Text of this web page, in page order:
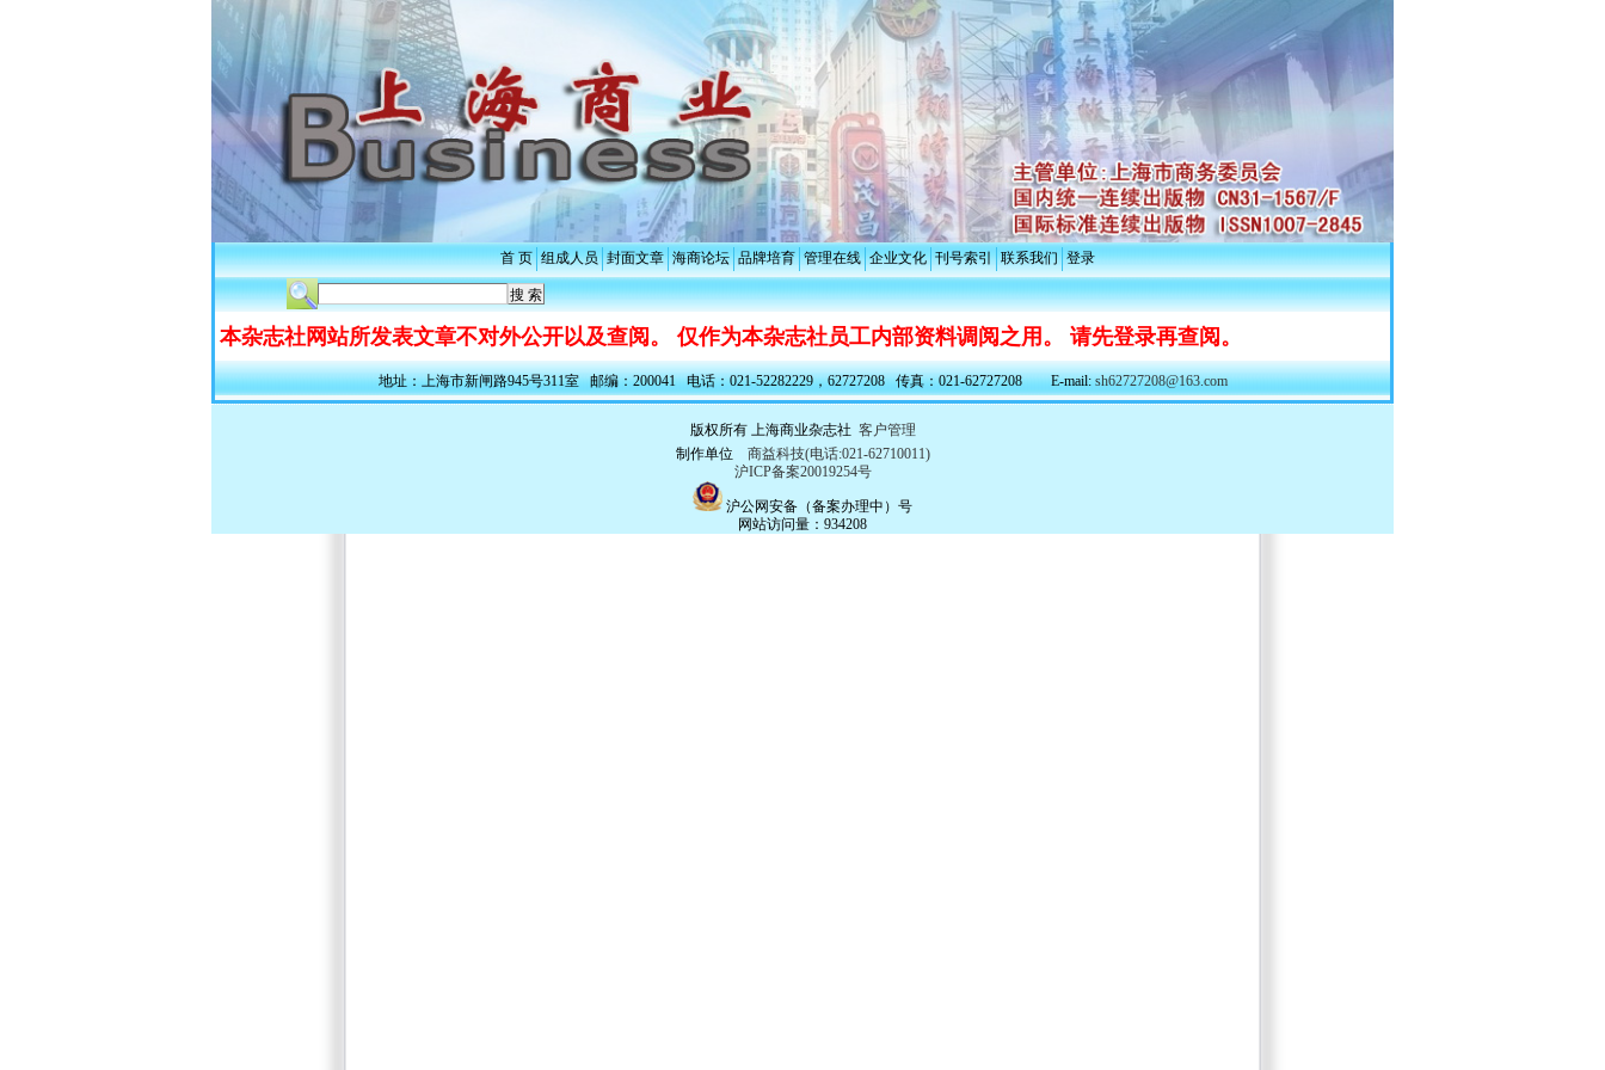
首 页 组成人员 封面文章 海商论坛 品牌培育 管理在线 企业文化 刊号索引 联系我们 登录
本杂志社网站所发表文章不对外公开以及查阅。 仅作为本杂志社员工内部资料调阅之用。 请先登录再查阅。
地址：上海市新闸路945号311室 邮编：200041 电话：021-52282229，62727208 传真：021-62727208 E-mail:sh62727208@163.com
版权所有 上海商业杂志社 客户管理
制作单位 商益科技(电话:021-62710011)
沪ICP备案20019254号
沪公网安备（备案办理中）号
网站访问量：934208